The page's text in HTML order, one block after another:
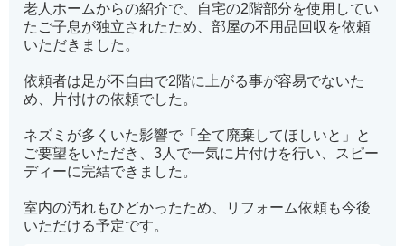
老人ホームからの紹介で、自宅の2階部分を使用してい
たご子息が独立されたため、部屋の不用品回収を依頼
いただきました。
依頼者は足が不自由で2階に上がる事が容易でないた
め、片付けの依頼でした。
ネズミが多くいた影響で「全て廃棄してほしいと」と
ご要望をいただき、3人で一気に片付けを行い、スピー
ディーに完結できました。
室内の汚れもひどかったため、リフォーム依頼も今後
いただける予定です。